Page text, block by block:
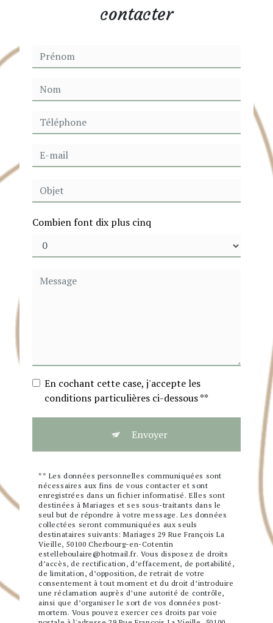
contacter
Combien font dix plus cinq
En cochant cette case, j'accepte les
conditions particulières ci-dessous **
Envoyer
** Les données personnelles communiquées sont
nécessaires aux fins de vous contacter et sont
enregistrées dans un fichier informatisé. Elles sont
destinées à Mariages et ses sous-traitants dans le
seul but de répondre à votre message. Les données
collectées seront communiquées aux seuls
destinataires suivants: Mariages 29 Rue François La
Vieille, 50100 Cherbourg-en-Cotentin
estelleboulaire@hotmail.fr. Vous disposez de droits
d’accès, de rectification, d’effacement, de portabilité,
de limitation, d’opposition, de retrait de votre
consentement à tout moment et du droit d’introduire
une réclamation auprès d’une autorité de contrôle,
ainsi que d’organiser le sort de vos données post-
mortem. Vous pouvez exercer ces droits par voie